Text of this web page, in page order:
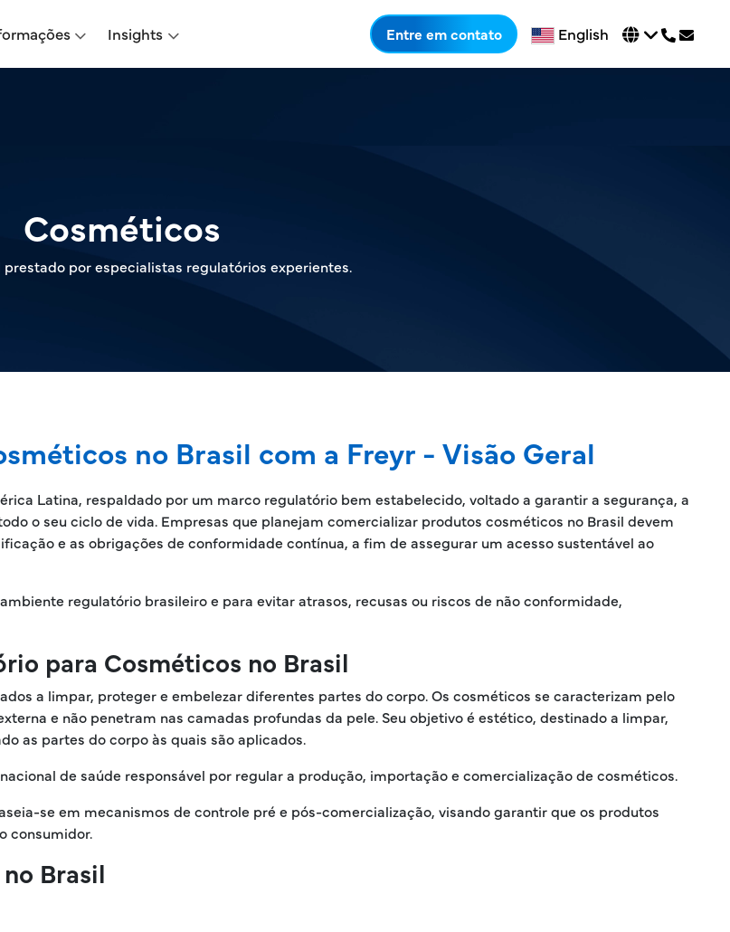
Insights Entre em contato English
Cosméticos
por especialistas regulatórios experientes.
no Brasil com a Freyr - Visão Geral
Latina, respaldado por um marco regulatório bem estabelecido, voltado a garantir a segurança, a
o seu ciclo de vida. Empresas que planejam comercializar produtos cosméticos no Brasil devem
e as obrigações de conformidade contínua, a fim de assegurar um acesso sustentável ao
regulatório brasileiro e para evitar atrasos, recusas ou riscos de não conformidade,
para Cosméticos no Brasil
a limpar, proteger e embelezar diferentes partes do corpo. Os cosméticos se caracterizam pelo
e não penetram nas camadas profundas da pele. Seu objetivo é estético, destinado a limpar,
as partes do corpo às quais são aplicados.
de saúde responsável por regular a produção, importação e comercialização de cosméticos.
se em mecanismos de controle pré e pós-comercialização, visando garantir que os produtos
consumidor.
Brasil